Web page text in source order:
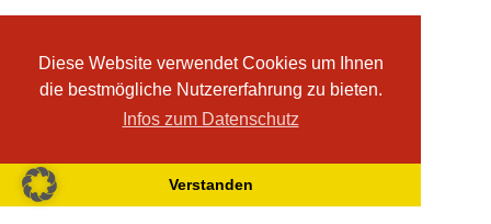
Diese Website verwendet Cookies um Ihnen
die bestmögliche Nutzererfahrung zu bieten.
Infos zum Datenschutz
Verstanden